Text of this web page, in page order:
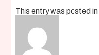
This entry was posted in